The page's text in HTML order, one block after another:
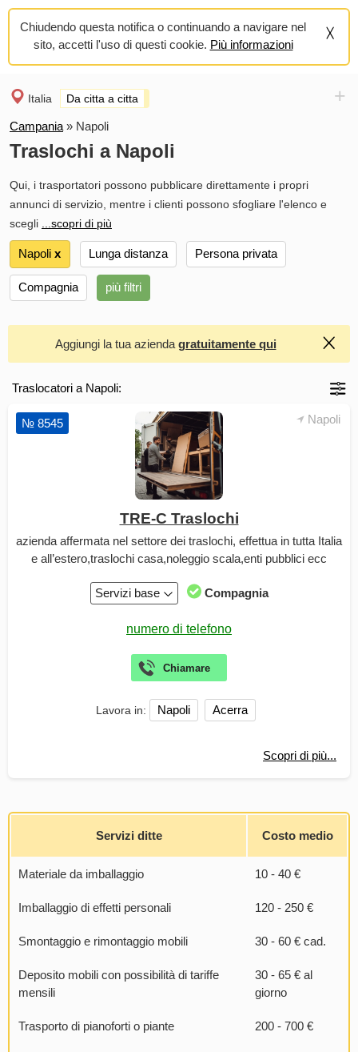
Chiudendo questa notifica o continuando a navigare nel
sito, accetti l'uso di questi cookie. Più informazioni
Italia Da citta a citta +
Campania » Napoli
Traslochi a Napoli
Qui, i trasportatori possono pubblicare direttamente i propri
annunci di servizio, mentre i clienti possono sfogliare l'elenco e
scegli
...scopri di più
Napoli х Lunga distanza Persona privata
Compagnia più filtri
Aggiungi la tua azienda gratuitamente qui
Traslocatori a Napoli:
Napoli
№ 8545
TRE-C Traslochi
azienda affermata nel settore dei traslochi, effettua in tutta Italia
e all’estero,traslochi casa,noleggio scala,enti pubblici ecc
Servizi base Compagnia
Lavora in: Napoli Acerra
Scopri di più...
Servizi ditte Costo medio
Materiale da imballaggio 10 - 40 €
Imballaggio di effetti personali 120 - 250 €
Smontaggio e rimontaggio mobili 30 - 60 € cad.
Deposito mobili con possibilità di tariffe
mensili
30 - 65 € al
giorno
Trasporto di pianoforti o piante 200 - 700 €